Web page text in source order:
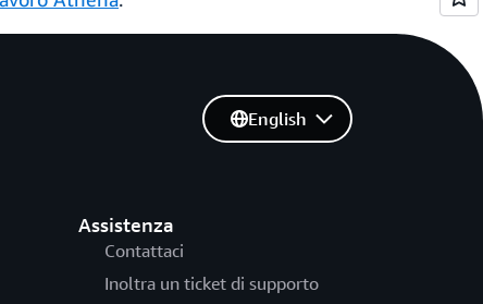
Assistenza
Contattaci
Inoltra un ticket di supporto
English